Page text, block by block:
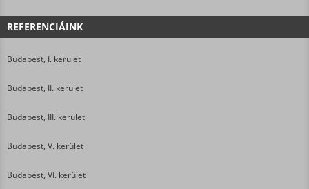
REFERENCIÁINK
Budapest, I. kerület
Budapest, II. kerület
Budapest, III. kerület
Budapest, V. kerület
Budapest, VI. kerület